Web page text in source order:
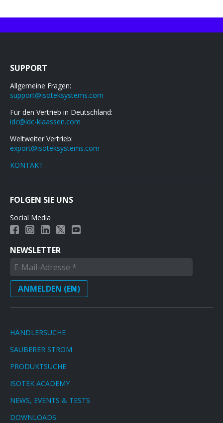
SUPPORT
Allgemeine Fragen:
support@isoteksystems.com
Für den Vertrieb in Deutschland:
idc@idc-klaassen.com
Weltweiter Vertrieb:
export@isoteksystems.com
KONTAKT
FOLGEN SIE UNS
Social Media
NEWSLETTER
HÄNDLERSUCHE
SAUBERER STROM
PRODUKTSUCHE
ISOTEK ACADEMY
NEWS, EVENTS & TESTS
DOWNLOADS